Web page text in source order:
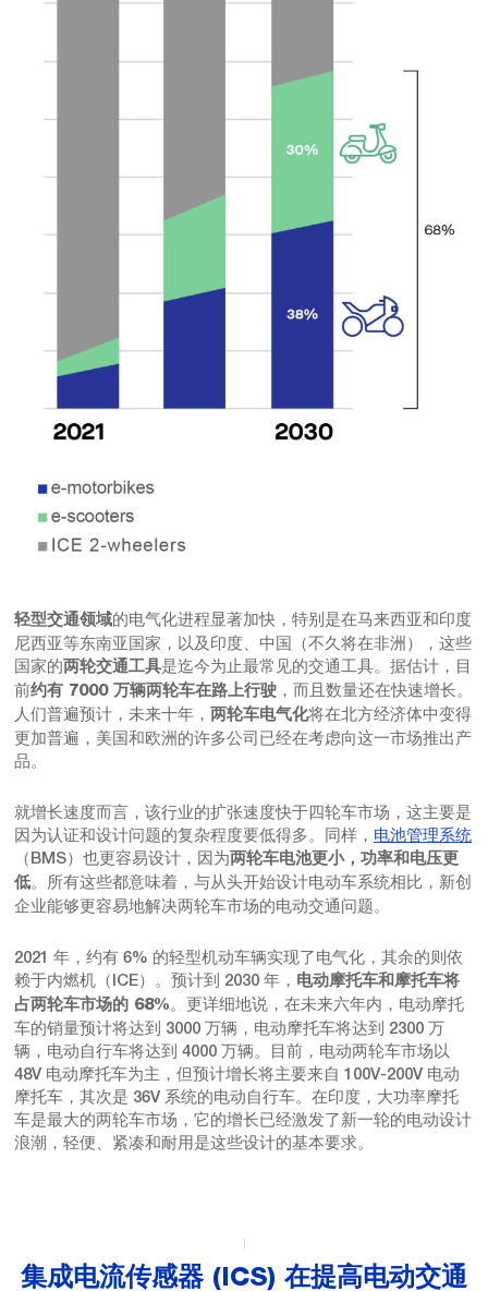
轻型交通领域的电气化进程显著加快，特别是在马来西亚和印度
尼西亚等东南亚国家，以及印度、中国（不久将在非洲），这些
国家的两轮交通工具是迄今为止最常见的交通工具。据估计，目
前约有 7000 万辆两轮车在路上行驶 ，而且数量还在快速增长。
人们普遍预计，未来十年， 两轮车电气化将在北方经济体中变得
更加普遍，美国和欧洲的许多公司已经在考虑向这一市场推出产
品。
就增长速度而言，该行业的扩张速度快于四轮车市场，这主要是
因为认证和设计问题的复杂程度要低得多。同样， 电池管理系统
（BMS）也更容易设计，因为两轮车电池更小，功率和电压更
低。所有这些都意味着，与从头开始设计电动车系统相比，新创
企业能够更容易地解决两轮车市场的电动交通问题。
2021 年，约有 6% 的轻型机动车辆实现了电气化，其余的则依
赖于内燃机（ICE）。预计到 2030 年， 电动摩托车和摩托车将
占两轮车市场的 68%。更详细地说，在未来六年内，电动摩托
车的销量预计将达到 3000 万辆，电动摩托车将达到 2300 万
辆，电动自行车将达到 4000 万辆。目前，电动两轮车市场以
48V 电动摩托车为主，但预计增长将主要来自 100V-200V 电动
摩托车，其次是 36V 系统的电动自行车。在印度，大功率摩托
车是最大的两轮车市场，它的增长已经激发了新一轮的电动设计
浪潮，轻便、紧凑和耐用是这些设计的基本要求。
集成电流传感器 (ICS) 在提高电动交通